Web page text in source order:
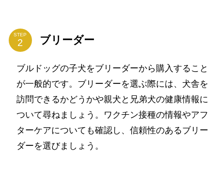
STEP ブリーダー
ブルドッグの子犬をブリーダーから購入すること
が一般的です。ブリーダーを選ぶ際には、犬舎を
訪問できるかどうかや親犬と兄弟犬の健康情報に
ついて尋ねましょう。ワクチン接種の情報やアフ
ターケアについても確認し、信頼性のあるブリー
ダーを選びましょう。